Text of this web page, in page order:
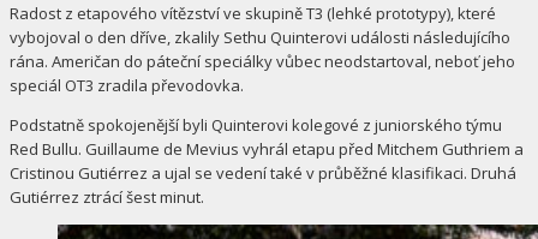
Radost z etapového vítězství ve skupině T3 (lehké prototypy), které
vybojoval o den dříve, zkalily Sethu Quinterovi události následujícího
rána. Američan do páteční speciálky vůbec neodstartoval, neboť jeho
speciál OT3 zradila převodovka.
Podstatně spokojenější byli Quinterovi kolegové z juniorského týmu
Red Bullu. Guillaume de Mevius vyhrál etapu před Mitchem Guthriem a
Cristinou Gutiérrez a ujal se vedení také v průběžné klasifikaci. Druhá
Gutiérrez ztrácí šest minut.